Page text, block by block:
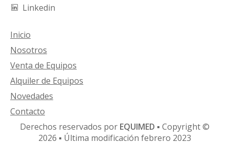
Linkedin
Inicio
Nosotros
Venta de Equipos
Alquiler de Equipos
Novedades
Contacto
Derechos reservados por EQUIMED ▪ Copyright ©
2026 ▪ Última modificación febrero 2023